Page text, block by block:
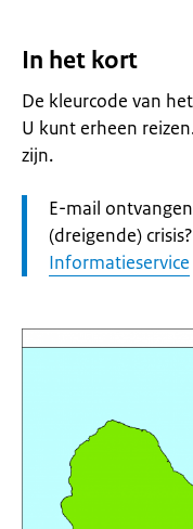
In het kort
De kleurcode van
U kunt erheen
zijn.
Let
op:
E-mail
(dreigende) crisis?
Informatieservice